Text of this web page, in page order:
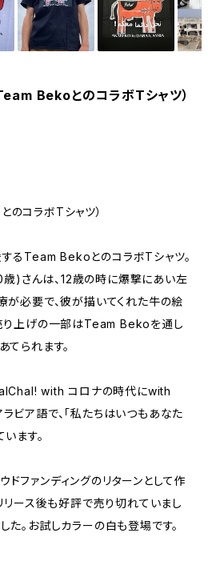
BekoとのコラボTシャツ）
のコラボTシャツ）
るTeam BekoとのコラボTシャツ。
)さんは、12歳の時に爆撃にあい左
が必要で、彼が描いてくれた牛の絵
り上げの一部はTeam Bekoを通し
てられます。
with コロナの時代にwith
ビア語で、「私たちはいつもあなた
ます。
ファンディングのリターンとして作
リース後も好評で売り切れていまし
。お試しカラーの白も登場です。